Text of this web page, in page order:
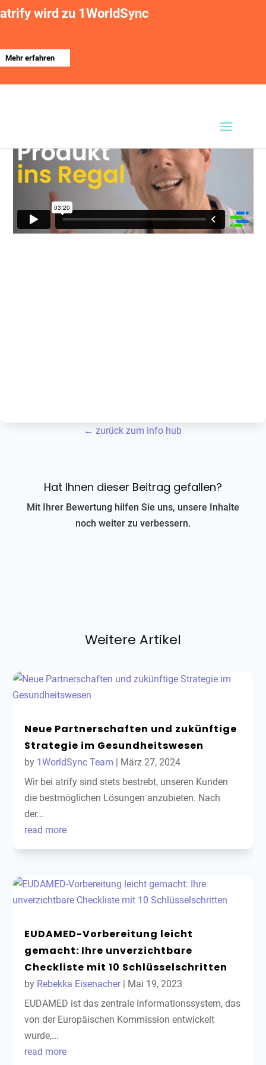
atrify wird zu 1WorldSync
Mehr erfahrenVom Produkt ins Regal
← zurück zum info hub
Hat Ihnen dieser Beitrag gefallen?
Mit Ihrer Bewertung hilfen Sie uns, unsere Inhalte
noch weiter zu verbessern.
Weitere Artikel
Neue Partnerschaften und zukünftige
Strategie im Gesundheitswesen
by 1WorldSync Team | März 27, 2024
Wir bei atrify sind stets bestrebt, unseren Kunden
die bestmöglichen Lösungen anzubieten. Nach
der...
read more
EUDAMED-Vorbereitung leicht
gemacht: Ihre unverzichtbare
Checkliste mit 10 Schlüsselschritten
by Rebekka Eisenacher| Mai 19, 2023
EUDAMED ist das zentrale Informationssystem, das
von der Europäischen Kommission entwickelt
wurde,...
read more